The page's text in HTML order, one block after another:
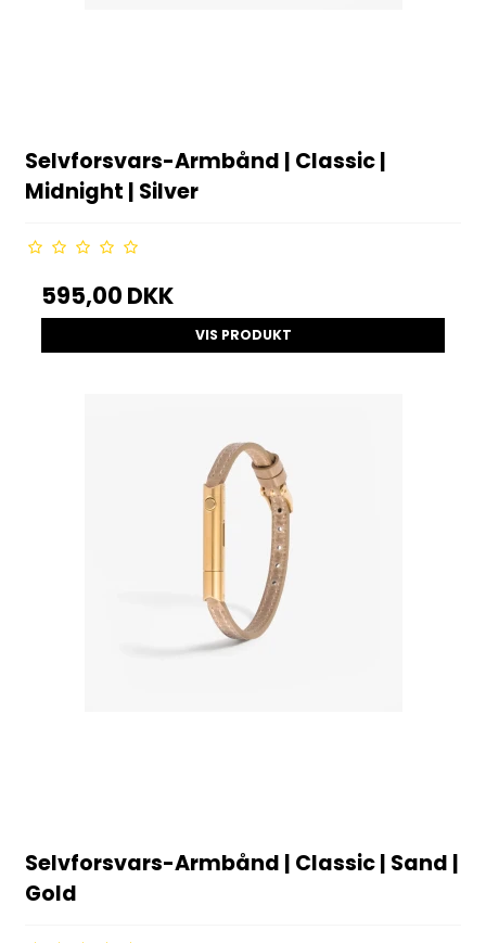
Selvforsvars-Armbånd | Classic |
Midnight | Silver
595,00 DKK
VIS PRODUKT
Selvforsvars-Armbånd | Classic | Sand |
Gold